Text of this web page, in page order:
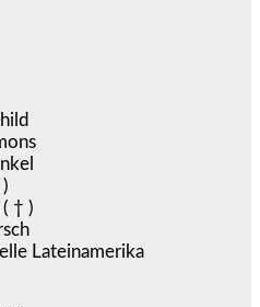
† )
Lateinamerika